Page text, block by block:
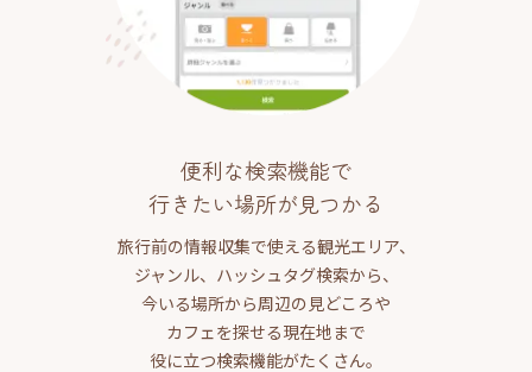
便利な検索機能で
行きたい場所が見つかる
旅行前の情報収集で使える観光エリア、
ジャンル、ハッシュタグ検索から、
今いる場所から周辺の見どころや
カフェを探せる現在地まで
役に立つ検索機能がたくさん。